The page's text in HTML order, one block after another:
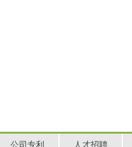
公司专利 人才招聘